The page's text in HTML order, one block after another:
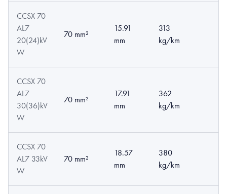
CCSX 70
AL7
20(24)kV
W
70 mm²
15.91
mm
313
kg/km
CCSX 70
AL7
30(36)kV
W
70 mm²
17.91
mm
362
kg/km
CCSX 70
AL7 33kV
W
70 mm²
18.57
mm
380
kg/km